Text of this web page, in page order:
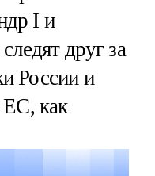
I и
друг за
России и
ЕС, как